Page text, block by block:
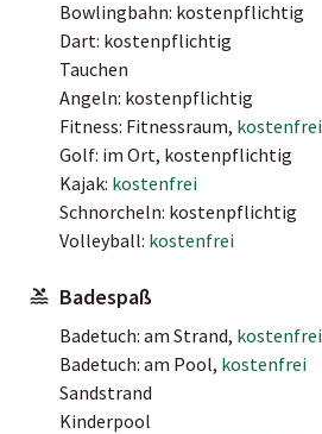
Bowlingbahn: kostenpflichtig
Dart: kostenpflichtig
Tauchen
Angeln: kostenpflichtig
Fitness: Fitnessraum, kostenfrei
Golf: im Ort, kostenpflichtig
Kajak: kostenfrei
Schnorcheln: kostenpflichtig
Volleyball: kostenfrei
Badespaß
Badetuch: am Strand, kostenfrei
Badetuch: am Pool, kostenfrei
Sandstrand
Kinderpool